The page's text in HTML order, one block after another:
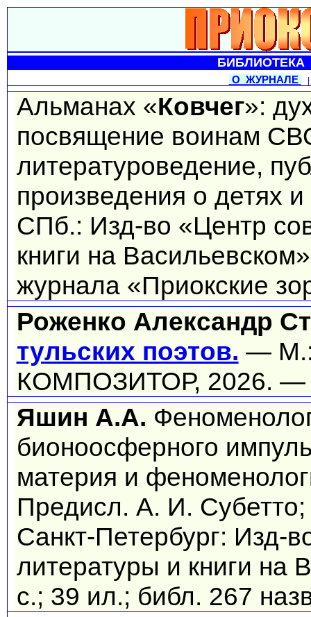
БИБЛИОТЕКА
О ЖУРНАЛЕ
Альманах «Ковчег»:
посвящение воинам
литературоведение,
произведения о детях
СПб.: Изд-во «Центр
книги на
журнала «Приокские
Роженко Александр
тульских поэтов. — М.:
КОМПОЗИТОР, 2026. —
Яшин А.А.
бионоосферного
материя и
Предисл. А. И.
Санкт-Петербург: Изд-
литературы и книги на
с.; 39 ил.; библ. 267